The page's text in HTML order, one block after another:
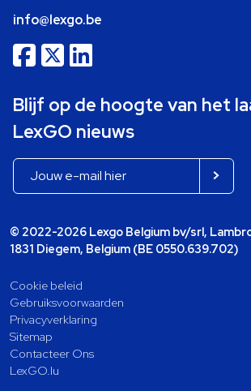
info@lexgo.be
Blijf op de hoogte van het
LexGO nieuws
© 2022-2026 Lexgo Belgium bv/srl,
1831 Diegem, Belgium (BE 0550.639.702)
Cookie beleid
Gebruiksvoorwaarden
Privacyverklaring
Sitemap
Contacteer Ons
LexGO.lu